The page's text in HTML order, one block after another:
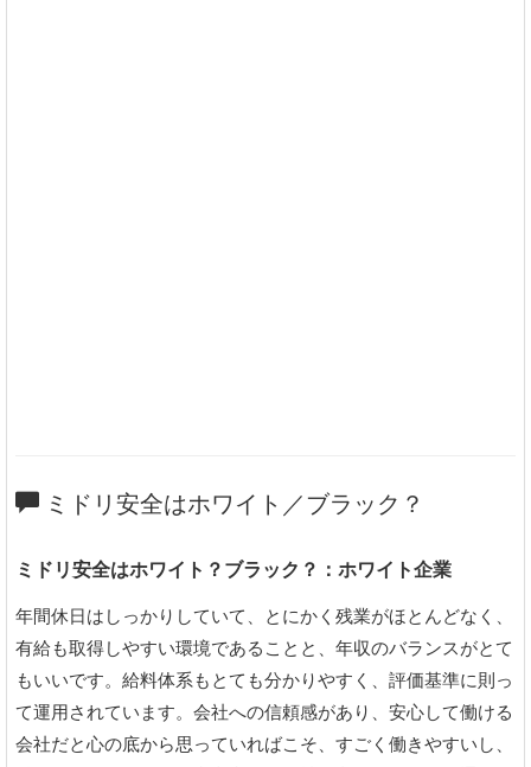
ミドリ安全はホワイト／ブラック？
ミドリ安全はホワイト？ブラック？：ホワイト企業
年間休日はしっかりしていて、とにかく残業がほとんどなく、
有給も取得しやすい環境であることと、年収のバランスがとて
もいいです。給料体系もとても分かりやすく、評価基準に則っ
て運用されています。会社への信頼感があり、安心して働ける
会社だと心の底から思っていればこそ、すごく働きやすいし、